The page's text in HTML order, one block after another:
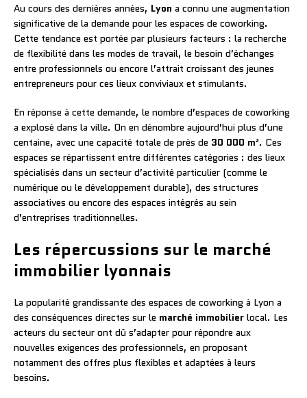
Au cours des dernières années, Lyon a connu une augmentation
significative de la demande pour les espaces de coworking.
Cette tendance est portée par plusieurs facteurs : la recherche
de flexibilité dans les modes de travail, le besoin d’échanges
entre professionnels ou encore l’attrait croissant des jeunes
entrepreneurs pour ces lieux conviviaux et stimulants.
En réponse à cette demande, le nombre d’espaces de coworking
a explosé dans la ville. On en dénombre aujourd’hui plus d’une
centaine, avec une capacité totale de près de 30 000 m². Ces
espaces se répartissent entre différentes catégories : des lieux
spécialisés dans un secteur d’activité particulier (comme le
numérique ou le développement durable), des structures
associatives ou encore des espaces intégrés au sein
d’entreprises traditionnelles.
Les répercussions sur le marché
immobilier lyonnais
La popularité grandissante des espaces de coworking à Lyon a
des conséquences directes sur le marché immobilier local. Les
acteurs du secteur ont dû s’adapter pour répondre aux
nouvelles exigences des professionnels, en proposant
notamment des offres plus flexibles et adaptées à leurs
besoins.